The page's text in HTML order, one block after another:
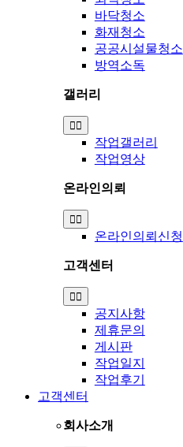
바닥청소
화재청소
공공시설물청소
방역소독
갤러리
Toggle
Navigation
작업갤러리
작업영상
온라인의뢰
Toggle
Navigation
온라인의뢰신청
고객센터
Toggle
Navigation
공지사항
제휴문의
게시판
작업일지
작업후기
고객센터
회사소개